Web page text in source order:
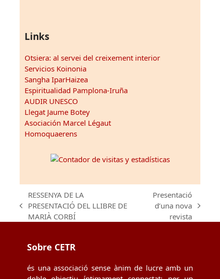
Links
Otsiera: al servei del creixement interior
Servicios Koinonia
Sangha IparHaizea
Espiritualidad Pamplona-Iruña
AUDIR UNESCO
Llegat Jaume Botey
Asociación Marcel Légaut
Homoquaerens
previous
post:
RESSENYA DE LA
PRESENTACIÓ DEL LLIBRE DE
MARIÀ CORBÍ
next
post:
Presentació
d’una nova
revista
Sobre CETR
és una associació sense ànim de lucre amb un